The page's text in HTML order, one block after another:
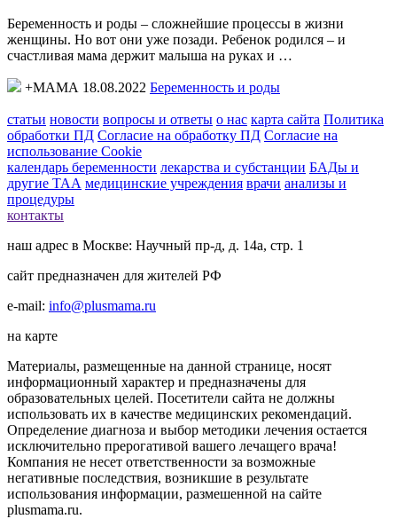
Беременность и роды – сложнейшие процессы в жизни
женщины. Но вот они уже позади. Ребенок родился – и
счастливая мама держит малыша на руках и …
+МАМА 18.08.2022 Беременность и роды
статьи новости вопросы и ответы о нас карта сайта Политика
обработки ПД Согласие на обработку ПД Согласие на
использование Cookie
календарь беременности лекарства и субстанции БАДы и
другие ТАА медицинские учреждения врачи анализы и
процедуры
контакты
наш адрес в Москве: Научный пр-д, д. 14а, стр. 1
сайт предназначен для жителей РФ
e-mail: info@plusmama.ru
на карте
Материалы, размещенные на данной странице, носят
информационный характер и предназначены для
образовательных целей. Посетители сайта не должны
использовать их в качестве медицинских рекомендаций.
Определение диагноза и выбор методики лечения остается
исключительно прерогативой вашего лечащего врача!
Компания не несет ответственности за возможные
негативные последствия, возникшие в результате
использования информации, размешенной на сайте
plusmama.ru.